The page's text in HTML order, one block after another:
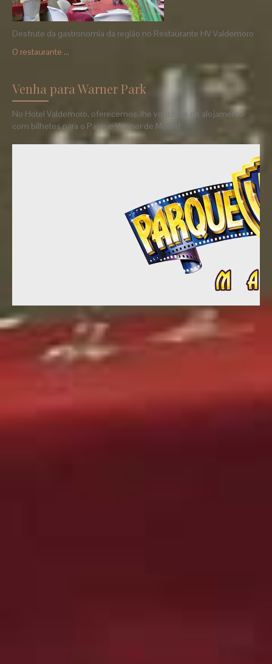
Desfrute da gastronomia da região no Restaurante HV Valdemoro
O restaurante ...
Venha para Warner Park
No Hotel Valdemoro, oferecemos-lhe vouchers de alojamento
com bilhetes para o Parque Warner de Madrid
http://www.hotelvaldemoro.com - Hotel Valdemoro
General Martitegui 21,